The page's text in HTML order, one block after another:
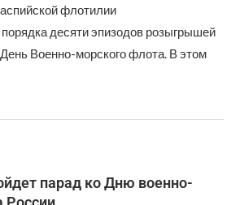
флотилии
десяти эпизодов розыгрышей
Военно-морского флота. В этом
парад ко Дню военно-